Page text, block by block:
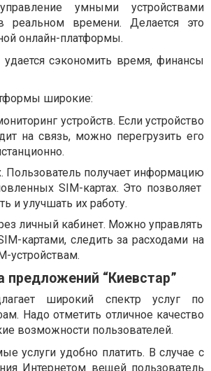
умными устройствами
реальном времени. Делается это
онлайн-платформы.
удается сэкономить время, финансы
широкие:
устройств. Если устройство
на связь, можно перегрузить его
Пользователь получает информацию
SIM-картах. Это позволяет
и улучшать их работу.
личный кабинет. Можно управлять
картами, следить за расходами на
устройствам.
предложений “Киевстар”
широкий спектр услуг по
Надо отметить отличное качество
возможности пользователей.
услуги удобно платить. В случае с
Интернетом вещей пользователь